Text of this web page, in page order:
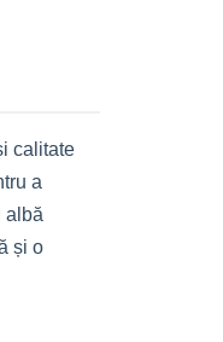
calitate
a
albă
și o